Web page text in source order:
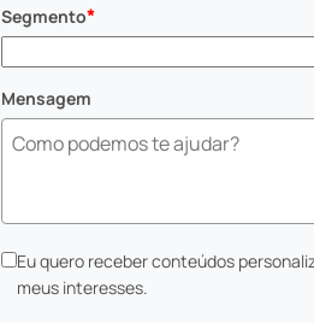
Segmento*
Mensagem
Eu quero receber conteúdos
meus interesses.